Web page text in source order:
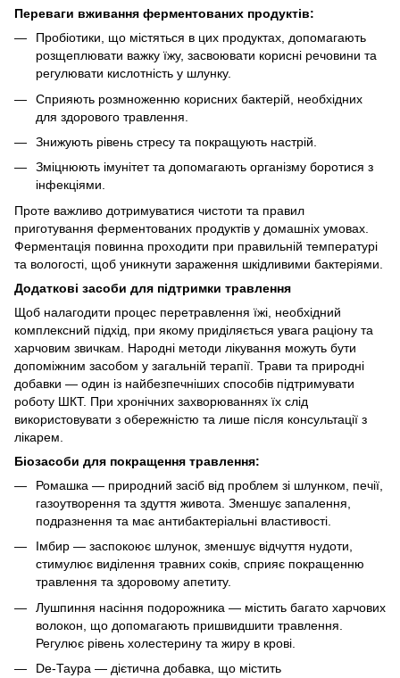
Переваги вживання ферментованих продуктів:
Пробіотики, що містяться в цих продуктах, допомагають
розщеплювати важку їжу, засвоювати корисні речовини та
регулювати кислотність у шлунку.
Сприяють розмноженню корисних бактерій, необхідних
для здорового травлення.
Знижують рівень стресу та покращують настрій.
Зміцнюють імунітет та допомагають організму боротися з
інфекціями.
Проте важливо дотримуватися чистоти та правил
приготування ферментованих продуктів у домашніх умовах.
Ферментація повинна проходити при правильній температурі
та вологості, щоб уникнути зараження шкідливими бактеріями.
Додаткові засоби для підтримки травлення
Щоб налагодити процес перетравлення їжі, необхідний
комплексний підхід, при якому приділяється увага раціону та
харчовим звичкам. Народні методи лікування можуть бути
допоміжним засобом у загальній терапії. Трави та природні
добавки — один із найбезпечніших способів підтримувати
роботу ШКТ. При хронічних захворюваннях їх слід
використовувати з обережністю та лише після консультації з
лікарем.
Біозасоби для покращення травлення:
Ромашка — природний засіб від проблем зі шлунком, печії,
газоутворення та здуття живота. Зменшує запалення,
подразнення та має антибактеріальні властивості.
Імбир — заспокоює шлунок, зменшує відчуття нудоти,
стимулює виділення травних соків, сприяє покращенню
травлення та здоровому апетиту.
Лушпиння насіння подорожника — містить багато харчових
волокон, що допомагають пришвидшити травлення.
Регулює рівень холестерину та жиру в крові.
Dе-Таура — дієтична добавка, що містить